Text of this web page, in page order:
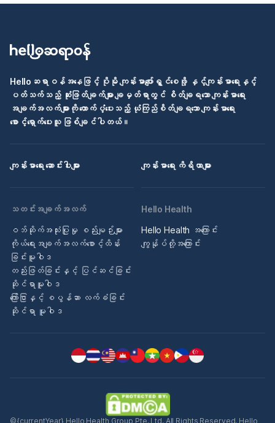
Helloဆရာဝန်အနေဖြင့် ပိုမို ကျန်းမာပျော်ရွှင်စေဖို့ နှင့်ကျန်းမာရေးနှင့်
ပတ်သက်သည့် ဆုံးဖြတ်ချက်များ ချမှတ်ရာတွင် စိတ်ချရသော ကျန်းမာရေး
အချက်အလက်များကို ထောက်ပံ့ပေးသည့် ယုံကြည်စိတ်ချရသော ကျန်းမာရေး
စောင့်ရှောက်ပေးသူ ဖြစ်ချင်ပါတယ်။
ကျန်းမာရေး ဆောင်းပါးများ ကျန်းမာရေး ကိရိယာများ
သတင်းအချက်အလက်
ဝဘ်ဆိုက်အသုံးပြုမှု စည်းမျဉ်းများ
ကိုယ်ရေးအချက်အလက်စောင့်ထိန်း
ခြင်းမူဝါဒ
တည်းဖြတ်ခြင်းနှင့် ပြင်ဆင်ခြင်း
ဆိုင်ရာမူဝါဒ
ကြော်ငြာနှင့် စပွန်ဆာ လက်ခံခြင်း
ဆိုင်ရာ မူဝါဒ
Hello Health
Hello Health အကြောင်း
ကျွန်ုပ်တို့အကြောင်း
©{currentYear} Hello Health Group Pte. Ltd. All Rights Reserved. Hello